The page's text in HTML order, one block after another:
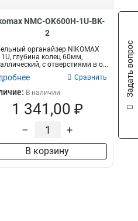
NMC-OK600H-1U-BK-
2
органайзер NIKOMAX
1U, глубина колец 60мм,
с отверстиями в о...
Сравнить
В наличии
1 341,00 ₽
– +
В корзину
Задать вопрос